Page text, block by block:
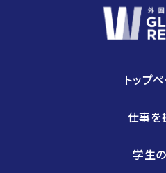
トップ
仕事を
学生